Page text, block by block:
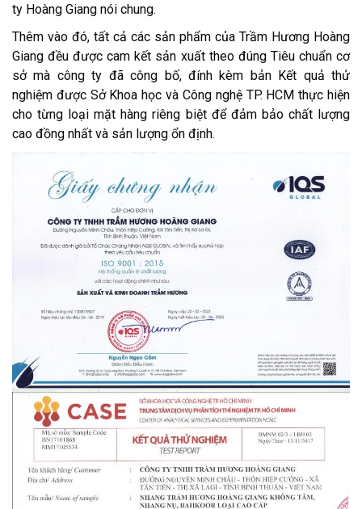
ty Hoàng Giang nói chung.
Thêm vào đó, tất cả các sản phẩm của Trầm Hương Hoàng
Giang đều được cam kết sản xuất theo đúng Tiêu chuẩn cơ
sở mà công ty đã công bố, đính kèm bản Kết quả thử
nghiệm được Sở Khoa học và Công nghệ TP. HCM thực hiện
cho từng loại mặt hàng riêng biệt để đảm bảo chất lượng
cao đồng nhất và sản lượng ổn định.